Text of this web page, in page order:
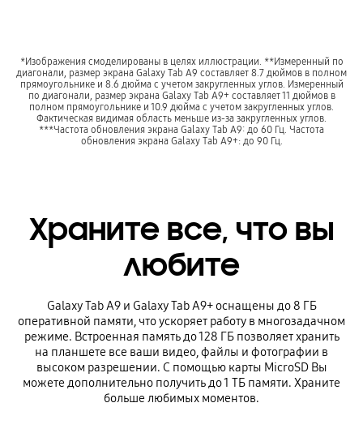
*Изображения смоделированы в целях иллюстрации. **Измеренный по
диагонали, размер экрана Galaxy Tab А9 составляет 8.7 дюймов в полном
прямоугольнике и 8.6 дюйма с учетом закругленных углов. Измеренный
по диагонали, размер экрана Galaxy Tab А9+ составляет 11 дюймов в
полном прямоугольнике и 10.9 дюйма с учетом закругленных углов.
Фактическая видимая область меньше из-за закругленных углов.
***Частота обновления экрана Galaxy Tab A9: до 60 Гц. Частота
обновления экрана Galaxy Tab A9+: до 90 Гц.
Храните все, что вы
любите
Galaxy Tab A9 и Galaxy Tab A9+ оснащены до 8 ГБ
оперативной памяти, что ускоряет работу в многозадачном
режиме. Встроенная память до 128 ГБ позволяет хранить
на планшете все ваши видео, файлы и фотографии в
высоком разрешении. С помощью карты MicroSD Вы
можете дополнительно получить до 1 ТБ памяти. Храните
больше любимых моментов.